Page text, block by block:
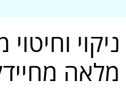
ניקוי
מלאה